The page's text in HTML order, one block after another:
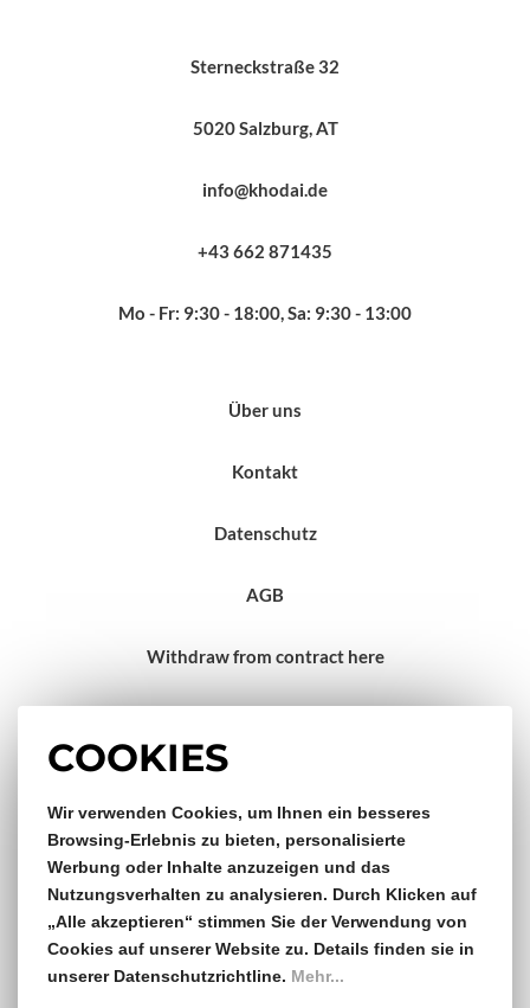
COOKIES
Wir verwenden Cookies, um Ihnen ein besseres
Browsing-Erlebnis zu bieten, personalisierte
Werbung oder Inhalte anzuzeigen und das
Nutzungsverhalten zu analysieren. Durch Klicken auf
„Alle akzeptieren“ stimmen Sie der Verwendung von
Cookies auf unserer Website zu. Details finden sie in
unserer Datenschutzrichtline. Mehr...
Sterneckstraße 32
5020 Salzburg, AT
info@khodai.de
+43 662 871435
Mo - Fr: 9:30 - 18:00, Sa: 9:30 - 13:00
Über uns
Kontakt
Datenschutz
AGB
Withdraw from contract here
Gratis Versand & Rückversand
ab €150,- Bestellwert
14 Tage Rückgaberecht